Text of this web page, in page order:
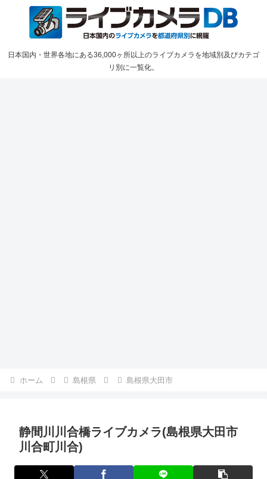
日本国内・世界各地にある36,000ヶ所以上のライブカメラを地域別及びカテゴ
リ別に一覧化。
ホーム 島根県 島根県大田市
静間川川合橋ライブカメラ(島根県大田市
川合町川合)